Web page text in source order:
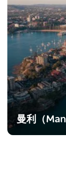
曼利（